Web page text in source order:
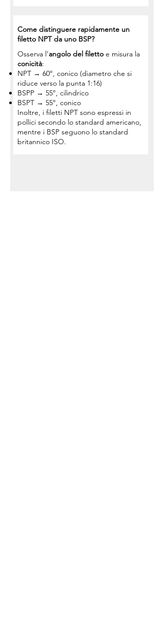
Come distinguere rapidamente un
filetto NPT da uno BSP?
Osserva l’angolo del filetto e misura la
conicità:
NPT → 60°, conico (diametro che si
riduce verso la punta 1:16)
BSPP → 55°, cilindrico
BSPT → 55°, conico
Inoltre, i filetti NPT sono espressi in
pollici secondo lo standard americano,
mentre i BSP seguono lo standard
britannico ISO.